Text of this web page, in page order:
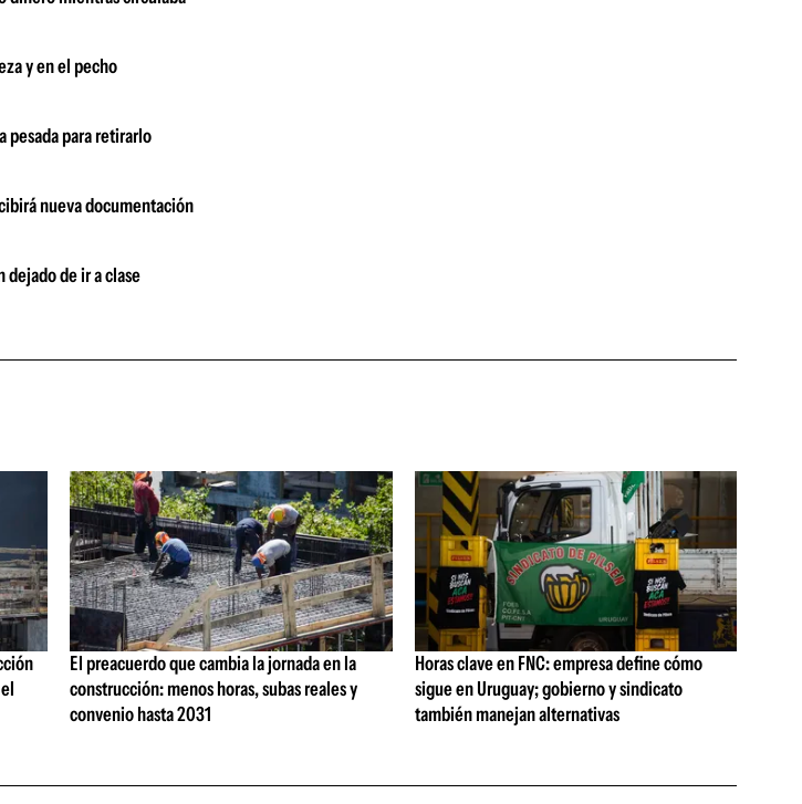
y en el pecho
pesada para retirarlo
nueva documentación
dejado de ir a clase
El preacuerdo que cambia la jornada en la
construcción: menos horas, subas reales y
convenio hasta 2031
Horas clave en FNC: empresa define cómo
sigue en Uruguay; gobierno y sindicato
también manejan alternativas